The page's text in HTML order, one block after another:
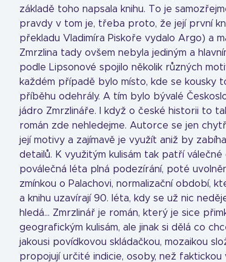
základě toho napsala knihu. To je
pravdy v tom je, třeba proto, že její první
překladu Vladimíra Piskoře vydalo Argo) a
Zmrzlina tady ovšem nebyla jediným a
podle Lipsonové spojilo několik různých
každém případě bylo místo, kde se kousky
příběhu odehrály. A tím bylo bývalé
jádro Zmrzlináře. I když o české historii to
román zde nehledejme. Autorce se jen
její motivy a zajímavě je využít aniž by
detailů. K využitým kulisám tak patří válečné
poválečná léta plná podezírání, poté
zmínkou o Palachovi, normalizační období,
a knihu uzavírají 90. léta, kdy se už nic
hledá… Zmrzlinář je román, který je sice
geografickým kulisám, ale jinak si dělá co
jakousi povídkovou skládačkou, mozaikou
propojují určité indicie, osoby, než faktickou